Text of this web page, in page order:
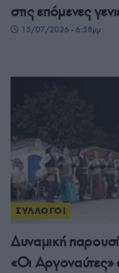
στις επόμενες
15/07/2026 - 6:58μμ
ΣΥΛΛΟΓΟΙ
Δυναμική
«Οι